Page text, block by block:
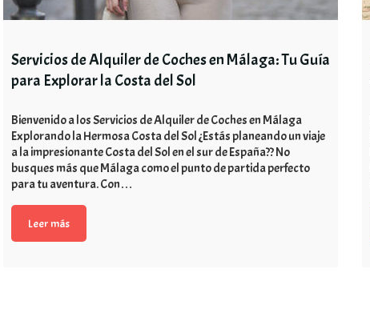
Servicios de Alquiler de Coches en Málaga: Tu Guía
para Explorar la Costa del Sol
Bienvenido a los Servicios de Alquiler de Coches en Málaga
Explorando la Hermosa Costa del Sol ¿Estás planeando un viaje
a la impresionante Costa del Sol en el sur de España?? No
busques más que Málaga como el punto de partida perfecto
para tu aventura. Con…
Leer más